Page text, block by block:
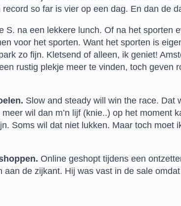
so far is vier op een dag. En dan de
S. na een lekkere lunch. Of na het sporten
voor het sporten. Want het sporten is
zo fijn. Kletsend of alleen, ik geniet!
rustig plekje meer te vinden, toch geven
Slow and steady will win the race. Dat
wil dan m’n lijf (knie..) op het moment
Soms wil dat niet lukken. Maar toch moet
Online geshopt tijdens een
aan de zijkant. Hij was vast in de sale